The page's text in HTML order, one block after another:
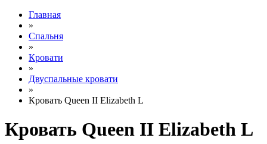
Главная
»
Спальня
»
Кровати
»
Двуспальные кровати
»
Кровать Queen II Elizabeth L
Кровать Queen II Elizabeth L